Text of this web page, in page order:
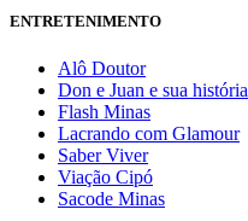
ENTRETENIMENTO
Alô Doutor
Don e Juan e sua história
Flash Minas
Lacrando com Glamour
Saber Viver
Viação Cipó
Sacode Minas